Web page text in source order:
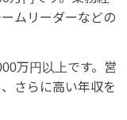
ムリーダーなどの
万円以上です。営
さらに高い年収を